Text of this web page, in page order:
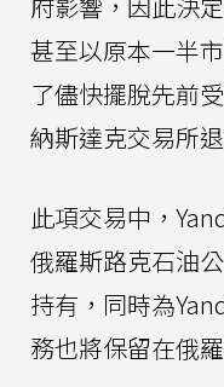
甚至以原本一半
了儘快擺脫先前
納斯達克交易所
此項交易中，
俄羅斯路克石油
持有，同時為
務也將保留在俄